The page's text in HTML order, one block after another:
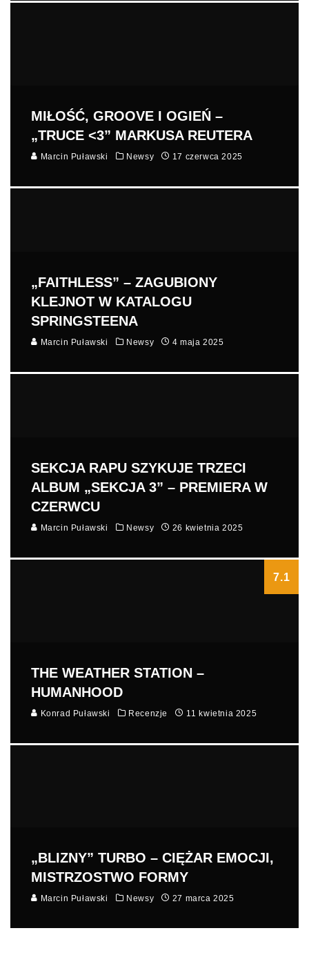
MIŁOŚĆ, GROOVE I OGIEŃ –
„TRUCE <3” MARKUSA REUTERA
Marcin Puławski Newsy 17 czerwca 2025
„FAITHLESS” – ZAGUBIONY
KLEJNOT W KATALOGU
SPRINGSTEENA
Marcin Puławski Newsy 4 maja 2025
SEKCJA RAPU SZYKUJE TRZECI
ALBUM „SEKCJA 3” – PREMIERA W
CZERWCU
Marcin Puławski Newsy 26 kwietnia 2025
7.1
THE WEATHER STATION –
HUMANHOOD
Konrad Puławski Recenzje 11 kwietnia 2025
„BLIZNY” TURBO – CIĘŻAR EMOCJI,
MISTRZOSTWO FORMY
Marcin Puławski Newsy 27 marca 2025